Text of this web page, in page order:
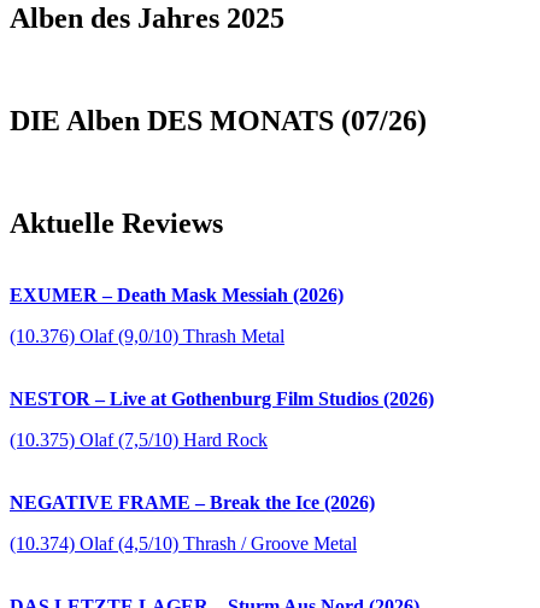
Alben des Jahres 2025
DIE Alben DES MONATS (07/26)
Aktuelle Reviews
EXUMER – Death Mask Messiah (2026)
(10.376) Olaf (9,0/10) Thrash Metal
NESTOR – Live at Gothenburg Film Studios (2026)
(10.375) Olaf (7,5/10) Hard Rock
NEGATIVE FRAME – Break the Ice (2026)
(10.374) Olaf (4,5/10) Thrash / Groove Metal